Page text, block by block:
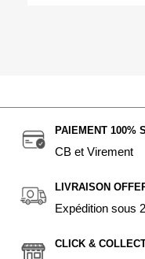
PAIEMENT 100%
CB et Virement
LIVRAISON
Expédition sous
CLICK &